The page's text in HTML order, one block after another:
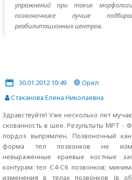
упражнений при таких
позвоночнике лучше
реабилитационных центров.
30.01.2012 10:49
Орел
Стаханова Елена Николаевна
Здравствуйте! Уже несколько лет
скованность в шее. Результыты МРТ -
лордоз выпрямлен. Позвоночный
форма тел позвонков не
невыраженные краевые костные
контурам тел С4-С6 позвонков;
изменения в телах позвонков (в